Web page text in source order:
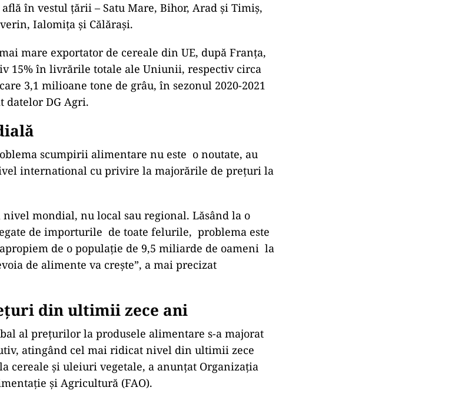
în vestul țării – Satu Mare, Bihor, Arad și Timiș,
Ialomița și Călărași.
mare exportator de cereale din UE, după Franța,
15% în livrările totale ale Uniunii, respectiv circa
3,1 milioane tone de grâu, în sezonul 2020-2021
datelor DG Agri.
scumpirii alimentare nu este o noutate, au
international cu privire la majorările de prețuri la
nivel mondial, nu local sau regional. Lăsând la o
de importurile de toate felurile, problema este
de o populație de 9,5 miliarde de oameni la
de alimente va crește”, a mai precizat
din ultimii zece ani
al preţurilor la produsele alimentare s-a majorat
atingând cel mai ridicat nivel din ultimii zece
cereale şi uleiuri vegetale, a anunţat Organizaţia
şi Agricultură (FAO).